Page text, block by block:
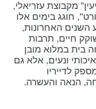
מקבוצת עזריאלי,
חוגג בימים אלו
השנים האחרונות,
חיים, תרבות
בית במלוא מובן
ונעים, אלא גם
לדייריו
הנאה והעשרה.